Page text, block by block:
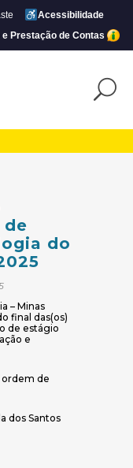
Acessibilidade
Prestação de Contas
de
do
– Minas
final das(os)
de estágio
e
ordem de
dos Santos